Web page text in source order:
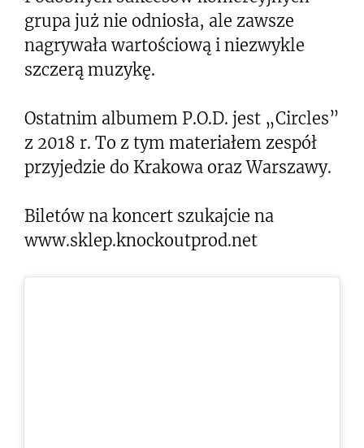
grupa już nie odniosła, ale zawsze
nagrywała wartościową i niezwykle
szczerą muzykę.
Ostatnim albumem P.O.D. jest „Circles”
z 2018 r. To z tym materiałem zespół
przyjedzie do Krakowa oraz Warszawy.
Biletów na koncert szukajcie na
www.sklep.knockoutprod.net